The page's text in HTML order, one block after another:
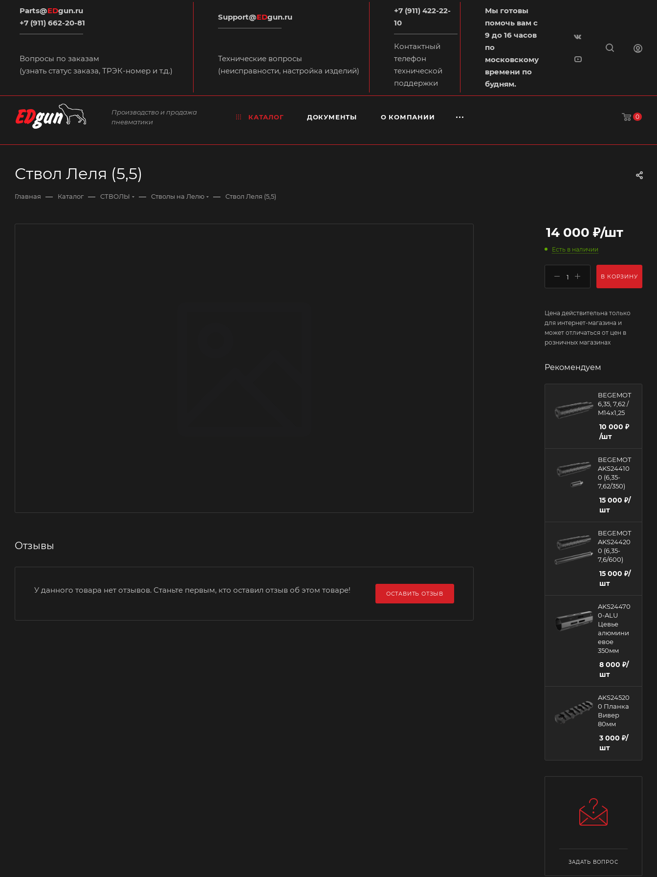
Parts@EDgun.ru
+7 (911) 662-20-81
Support@EDgun.ru
+7 (911) 422-22-
10
Мы готовы
помочь вам с
9 до 16 часов
по
московскому
времени по
будням.
Вопросы по заказам
(узнать статус заказа, ТРЭК-номер и т.д.)
Технические вопросы
(неисправности, настройка изделий)
Контактный
телефон
технической
поддержки
Производство и продажа
пневматики
0
КАТАЛОГ ДОКУМЕНТЫ О КОМПАНИИ
Ствол Леля (5,5)
Главная — Каталог — СТВОЛЫ — Стволы на Лелю — Ствол Леля (5,5)
Отзывы
ОСТАВИТЬ ОТЗЫВ
У данного товара нет отзывов. Станьте первым, кто оставил отзыв об этом товаре!
14 000 ₽/шт
Есть в наличии
В КОРЗИНУ
Цена действительна только
для интернет-магазина и
может отличаться от цен в
розничных магазинах
Рекомендуем
BEGEMOT
6,35, 7,62 /
M14x1,25
10 000 ₽
/шт
BEGEMOT
AKS24410
0 (6,35-
7,62/350)
15 000 ₽/
шт
BEGEMOT
AKS24420
0 (6,35-
7,6/600)
15 000 ₽/
шт
AKS24470
0-ALU
Цевье
алюмини
евое
350мм
8 000 ₽/
шт
AKS24520
0 Планка
Вивер
80мм
3 000 ₽/
шт
ЗАДАТЬ ВОПРОС